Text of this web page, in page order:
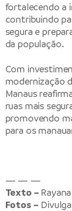
fortalecendo a
contribuindo
segura e
da população.
Com
modernização
Manaus
ruas mais
promovendo
para os
— — —
Texto –
Fotos –